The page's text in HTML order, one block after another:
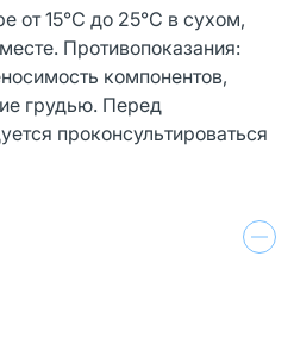
от 15°С до 25°С в сухом,
Противопоказания:
компонентов,
грудью. Перед
проконсультироваться